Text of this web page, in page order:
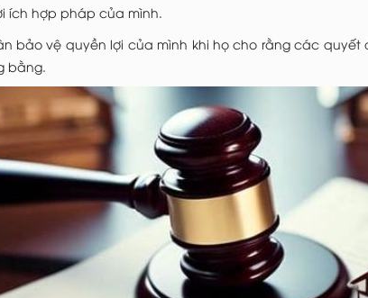
ích hợp pháp của mình.
bảo vệ quyền lợi của mình khi họ cho rằng các
bằng.